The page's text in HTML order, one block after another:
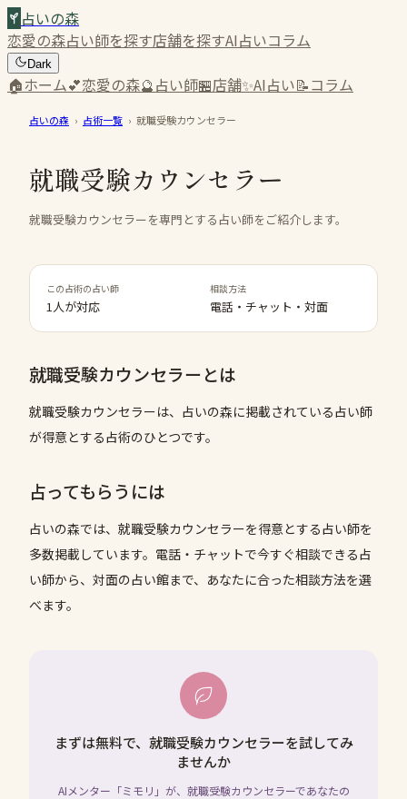
占いの森
恋愛の森占い師を探す店舗を探すAI占いコラム
Dark
🏠ホーム💕恋愛の森🔮占い師🏪店舗✨AI占い📝コラム
占いの森 › 占術一覧 › 就職受験カウンセラー
就職受験カウンセラー
就職受験カウンセラーを専門とする占い師をご紹介します。
この占術の占い師
1人が対応
相談方法
電話・チャット・対面
就職受験カウンセラーとは
就職受験カウンセラーは、占いの森に掲載されている占い師
が得意とする占術のひとつです。
占ってもらうには
占いの森では、 就職受験カウンセラーを得意とする占い師を
多数掲載しています。電話・チャットで今すぐ相談できる占
い師から、対面の占い館まで、あなたに合った相談方法を選
べます。
まずは無料で、就職受験カウンセラーを試してみ
ませんか
AIメンター「ミモリ」が、就職受験カウンセラーであなたの